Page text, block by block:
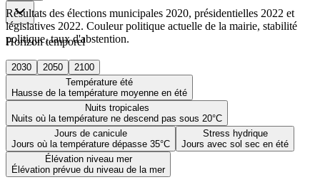
Horizon temporel
2030 2050
2100
Température été
Hausse de la température moyenne en été
Nuits tropicales
Nuits où la température ne descend pas sous 20°C
Jours de canicule
Jours où la température dépasse 35°C
Stress hydrique
Jours avec sol sec en été
Élévation niveau mer
Élévation prévue du niveau de la mer
Résultats des élections municipales 2020, présidentielles 2022 et
législatives 2022. Couleur politique actuelle de la mairie, stabilité
politique, taux d'abstention.